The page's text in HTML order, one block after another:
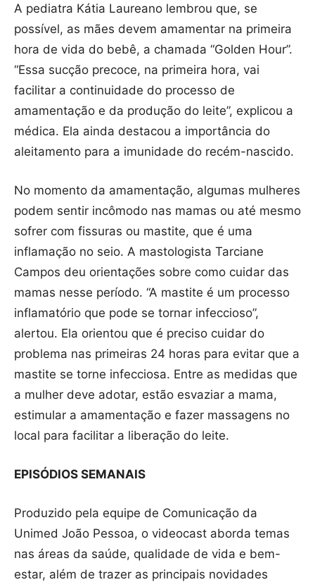
A pediatra Kátia Laureano lembrou que, se
possível, as mães devem amamentar na primeira
hora de vida do bebê, a chamada “Golden Hour”.
“Essa sucção precoce, na primeira hora, vai
facilitar a continuidade do processo de
amamentação e da produção do leite”, explicou a
médica. Ela ainda destacou a importância do
aleitamento para a imunidade do recém-nascido.
No momento da amamentação, algumas mulheres
podem sentir incômodo nas mamas ou até mesmo
sofrer com fissuras ou mastite, que é uma
inflamação no seio. A mastologista Tarciane
Campos deu orientações sobre como cuidar das
mamas nesse período. “A mastite é um processo
inflamatório que pode se tornar infeccioso”,
alertou. Ela orientou que é preciso cuidar do
problema nas primeiras 24 horas para evitar que a
mastite se torne infecciosa. Entre as medidas que
a mulher deve adotar, estão esvaziar a mama,
estimular a amamentação e fazer massagens no
local para facilitar a liberação do leite.
EPISÓDIOS SEMANAIS
Produzido pela equipe de Comunicação da
Unimed João Pessoa, o videocast aborda temas
nas áreas da saúde, qualidade de vida e bem-
estar, além de trazer as principais novidades